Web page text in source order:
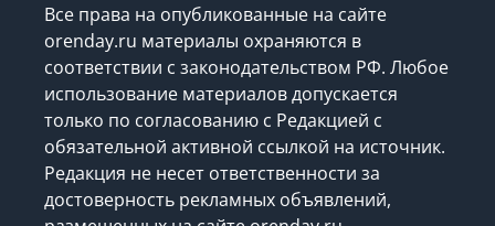
Все права на опубликованные на сайте
orenday.ru материалы охраняются в
соответствии с законодательством РФ. Любое
использование материалов допускается
только по согласованию с Редакцией с
обязательной активной ссылкой на источник.
Редакция не несет ответственности за
достоверность рекламных объявлений,